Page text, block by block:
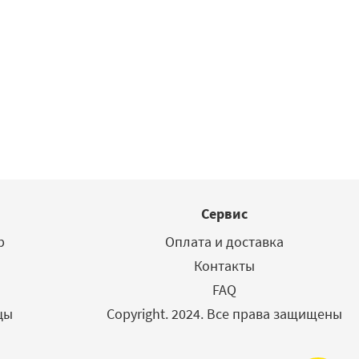
Сервис
Оплата и доставка
Контакты
FAQ
Copyright. 2024. Все права защищены